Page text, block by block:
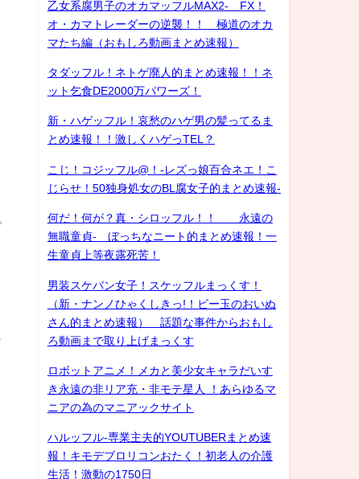
乙女系腐男子のオカマッフルMAX2- FX！
オ・カマトレーダーの逆襲！！ 極道のオカ
マたち編（おもしろ動画まとめ速報）
タダッフル！ネトゲ廃人的まとめ速報！！ネ
ット乞食DE2000万パワーズ！
新・ハゲッフル！哀愁のハゲ男の髪ってるま
とめ速報！！激しくハゲっTEL？
こじ！コジッフル@！-レズっ娘百合ネエ！こ
じらせ！50独身処女のBL腐女子的まとめ速報-
何だ！何が？真・シロッフル！！ 永遠の
無職童貞- ぼっちなニート的まとめ速報！一
生童貞上等夜露死苦！
男装スケバン女子！スケッフルまっくす！
（新・ナンノひゃくしきっ!！ビー玉のおいぬ
さん的まとめ速報） 話題な事件からおもし
ろ動画まで取り上げまっくす
ロボットアニメ！メカと美少女キャラだいす
き永遠の非リア充・非モテ星人 ！あらゆるマ
ニアの為のマニアックサイト
ハルッフル-専業主夫的YOUTUBERまとめ速
報！キモデブロリコンおたく！初老人の介護
生活！激動の1750日